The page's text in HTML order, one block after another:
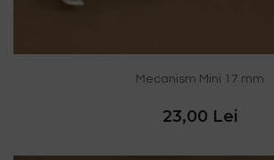
Mecanism Mini 17 mm
23,00 Lei